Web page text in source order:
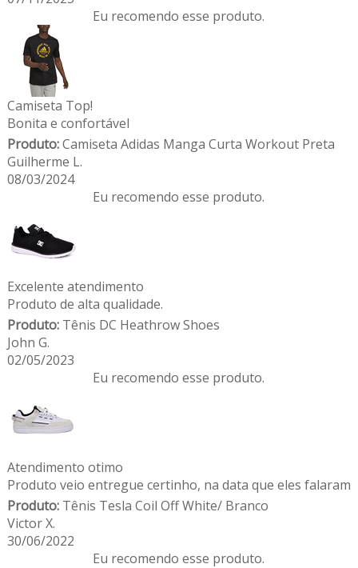
Eu recomendo esse produto.
Camiseta Top!
Bonita e confortável
Produto:Camiseta Adidas Manga Curta Workout Preta
Guilherme L.
08/03/2024
Eu recomendo esse produto.
Excelente atendimento
Produto de alta qualidade.
Produto:Tênis DC Heathrow Shoes
John G.
02/05/2023
Eu recomendo esse produto.
Atendimento otimo
Produto veio entregue certinho, na data que eles falaram
Produto:Tênis Tesla Coil Off White/ Branco
Victor X.
30/06/2022
Eu recomendo esse produto.